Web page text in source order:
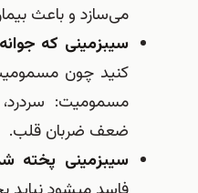
می‌سازد و باعث
سیب‎زمینی كه جوانه زد
ضعف ضربان قلب.
سیب‎زمینی پخته شده كه چندساعتی بماند